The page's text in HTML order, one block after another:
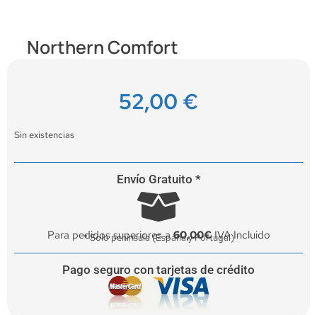
Northern Comfort
52,00 €
Sin existencias
Envío Gratuito *
Para pedidos superiores a60,00€IVA Incluido
* Solo península (España y Portugal)
Pago seguro con tarjetas de crédito